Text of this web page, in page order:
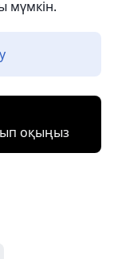
мүмкін.
оқыңыз